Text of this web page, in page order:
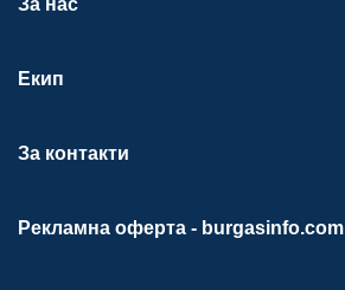
Екип
За контакти
Рекламна оферта - burgasinfo.com